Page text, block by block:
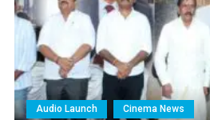
Audio Launch Cinema News